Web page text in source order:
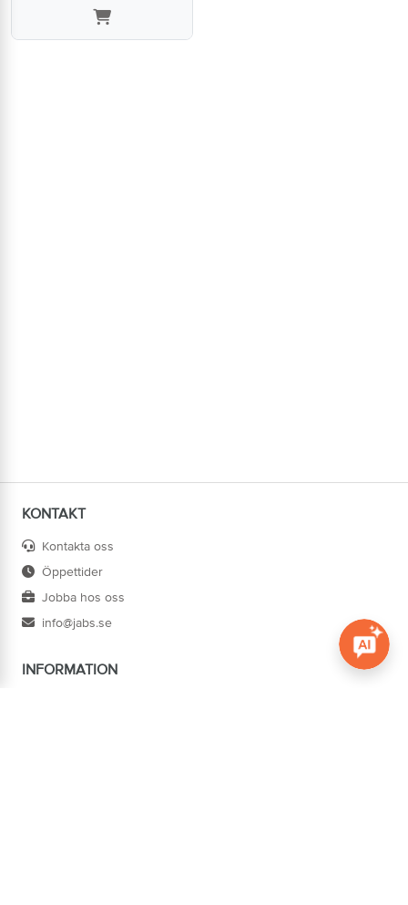
KONTAKT
Kontakta oss
Öppettider
Jobba hos oss
info@jabs.se
INFORMATION